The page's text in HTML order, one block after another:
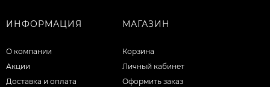
ИНФОРМАЦИЯ
О компании
Акции
Доставка и оплата
МАГАЗИН
Корзина
Личный кабинет
Оформить заказ